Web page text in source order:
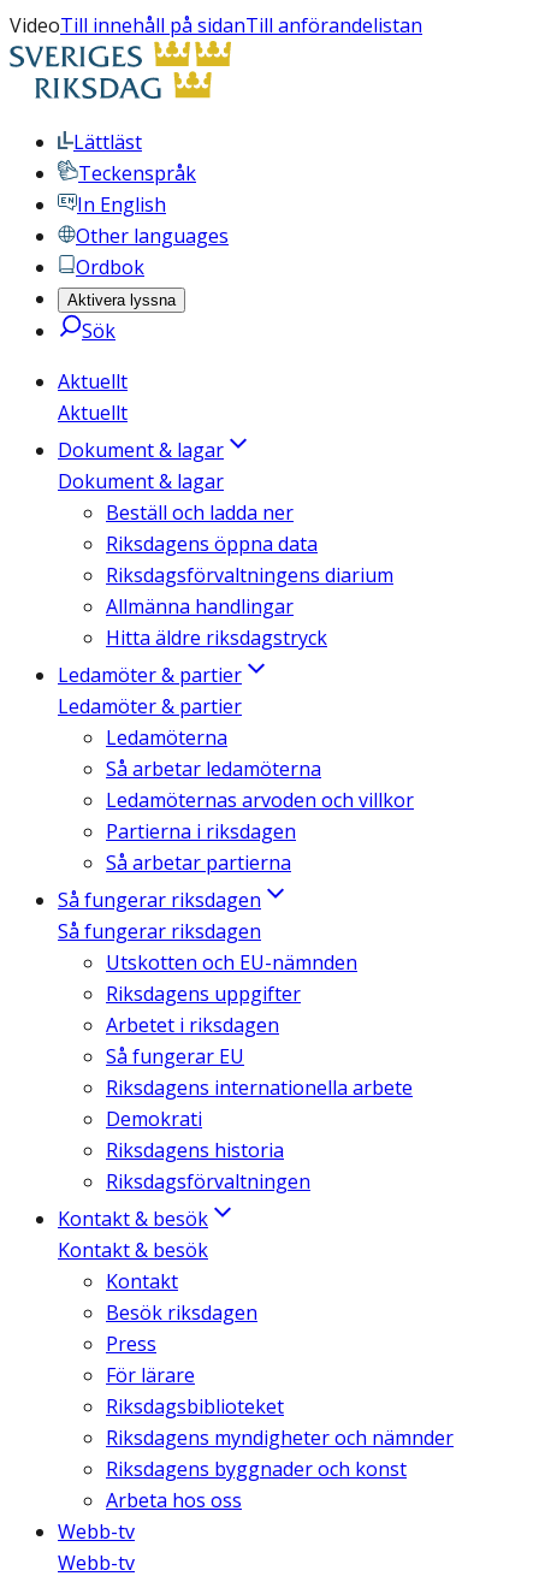
VideoTill innehåll på sidanTill anförandelistan
Lättläst
Teckenspråk
In English
Other languages
Ordbok
Aktivera lyssna
Sök
Aktuellt
Aktuellt
Dokument & lagar
Dokument & lagar
Beställ och ladda ner
Riksdagens öppna data
Riksdagsförvaltningens diarium
Allmänna handlingar
Hitta äldre riksdagstryck
Ledamöter & partier
Ledamöter & partier
Ledamöterna
Så arbetar ledamöterna
Ledamöternas arvoden och villkor
Partierna i riksdagen
Så arbetar partierna
Så fungerar riksdagen
Så fungerar riksdagen
Utskotten och EU-nämnden
Riksdagens uppgifter
Arbetet i riksdagen
Så fungerar EU
Riksdagens internationella arbete
Demokrati
Riksdagens historia
Riksdagsförvaltningen
Kontakt & besök
Kontakt & besök
Kontakt
Besök riksdagen
Press
För lärare
Riksdagsbiblioteket
Riksdagens myndigheter och nämnder
Riksdagens byggnader och konst
Arbeta hos oss
Webb-tv
Webb-tv